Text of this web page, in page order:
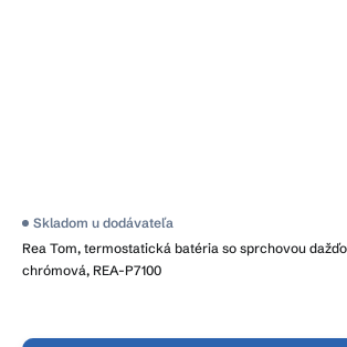
Rea Tom, termostatická batéria so sprchovou
chrómová, REA-P7100
Priemerné
produktu
je
Skladom u dodávateľa